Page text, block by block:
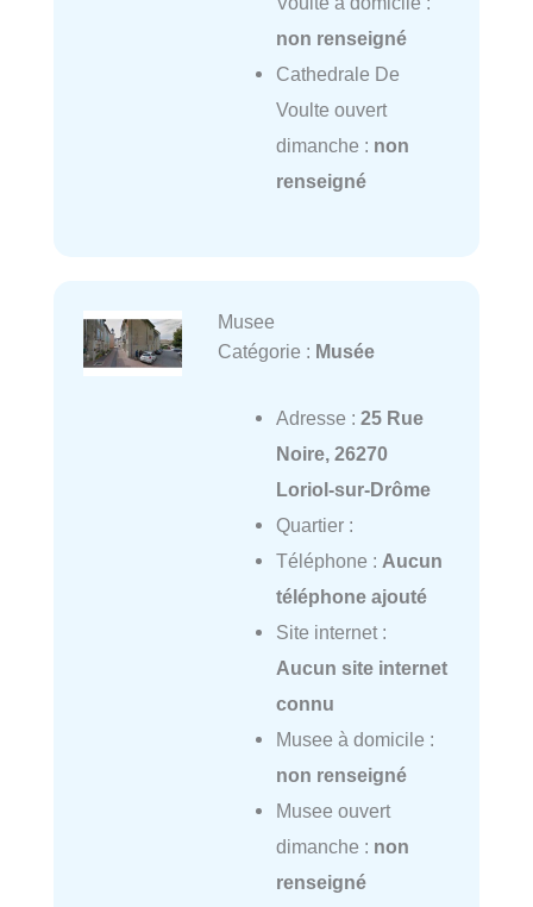
non renseigné
Cathedrale De
Voulte ouvert
dimanche : non
renseigné
Musee
Catégorie : Musée
Adresse : 25 Rue
Noire, 26270
Loriol-sur-Drôme
Quartier :
Téléphone : Aucun
téléphone ajouté
Site internet :
Aucun site internet
connu
Musee à domicile :
non renseigné
Musee ouvert
dimanche : non
renseigné